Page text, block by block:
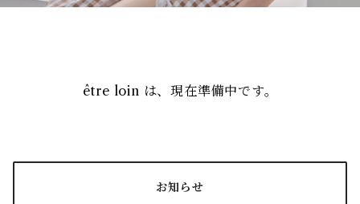
être loin は、現在準備中です。
お知らせ